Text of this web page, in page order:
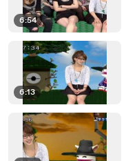
6:54
6:13